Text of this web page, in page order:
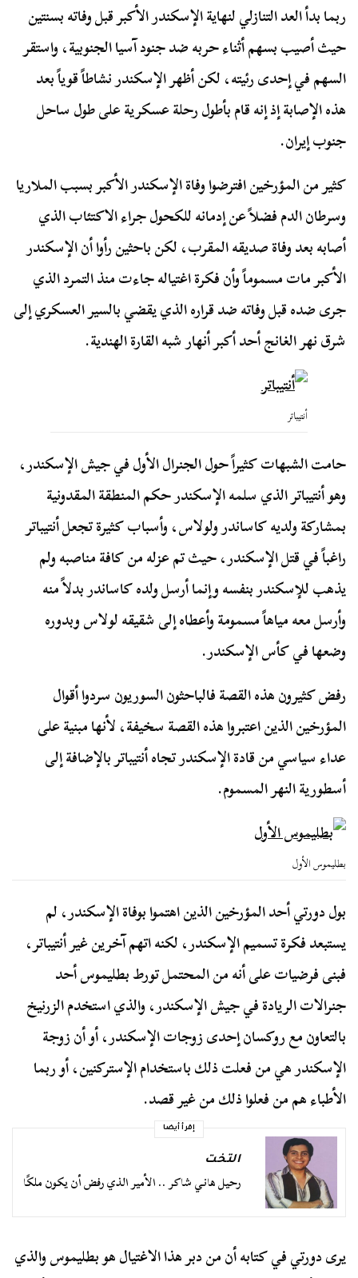
ربما بدأ العد التنازلي لنهاية الإسكندر الأكبر قبل وفاته بسنتين
حيث أصيب بسهم أثناء حربه ضد جنود آسيا الجنوبية، واستقر
السهم في إحدى رئيته، لكن أظهر الإسكندر نشاطاً قوياً بعد
هذه الإصابة إذ إنه قام بأطول رحلة عسكرية على طول ساحل
جنوب إيران.
كثير من المؤرخين افترضوا وفاة الإسكندر الأكبر بسبب الملاريا
وسرطان الدم فضلاً عن إدمانه للكحول جراء الاكتئاب الذي
أصابه بعد وفاة صديقه المقرب، لكن باحثين رأوا أن الإسكندر
الأكبر مات مسموماً وأن فكرة اغتياله جاءت منذ التمرد الذي
جرى ضده قبل وفاته ضد قراره الذي يقضي بالسير العسكري إلى
شرق نهر الغانج أحد أكبر أنهار شبه القارة الهندية.
أنتيباتر
حامت الشبهات كثيراً حول الجنرال الأول في جيش الإسكندر،
وهو أنتيباتر الذي سلمه الإسكندر حكم المنطقة المقدونية
بمشاركة ولديه كاساندر ولولاس، وأسباب كثيرة تجعل أنتيباتر
راغباً في قتل الإسكندر، حيث تم عزله من كافة مناصبه ولم
يذهب للإسكندر بنفسه وإنما أرسل ولده كاساندر بدلاً منه
وأرسل معه مياهاً مسمومة وأعطاه إلى شقيقه لولاس وبدوره
وضعها في كأس الإسكندر.
رفض كثيرون هذه القصة فالباحثون السوريون سردوا أقوال
المؤرخين الذين اعتبروا هذه القصة سخيفة، لأنها مبنية على
عداء سياسي من قادة الإسكندر تجاه أنتيباتر بالإضافة إلى
أسطورية النهر المسموم.
بطليموس الأول
بول دورتي أحد المؤرخين الذين اهتموا بوفاة الإسكندر، لم
يستبعد فكرة تسميم الإسكندر، لكنه اتهم آخرين غير أنتيباتر،
فبنى فرضيات على أنه من المحتمل تورط بطليموس أحد
جنرالات الريادة في جيش الإسكندر، والذي استخدم الزرنيخ
بالتعاون مع روكسان إحدى زوجات الإسكندر، أو أن زوجة
الإسكندر هي من فعلت ذلك باستخدام الإستركنين، أو ربما
الأطباء هم من فعلوا ذلك من غير قصد.
إقرأ أيضا
التخت
رحيل هاني شاكر .. الأمير الذي رفض أن يكون ملكًا
يرى دورتي في كتابه أن من دبر هذا الاغتيال هو بطليموس والذي